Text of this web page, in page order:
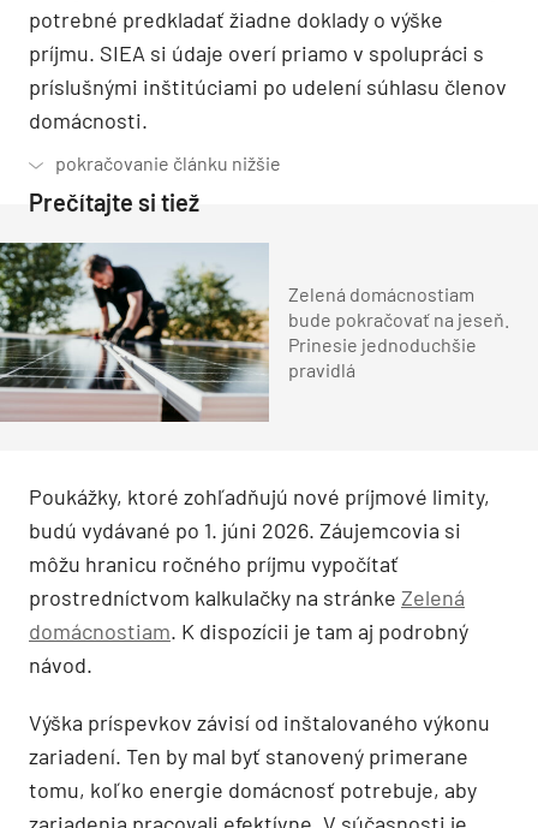
potrebné predkladať žiadne doklady o výške
príjmu. SIEA si údaje overí priamo v spolupráci s
príslušnými inštitúciami po udelení súhlasu členov
domácnosti.
Prečítajte si tiež
Zelená domácnostiam
bude pokračovať na jeseň.
Prinesie jednoduchšie
pravidlá
Poukážky, ktoré zohľadňujú nové príjmové limity,
budú vydávané po 1. júni 2026. Záujemcovia si
môžu hranicu ročného príjmu vypočítať
prostredníctvom kalkulačky na stránke Zelená
domácnostiam. K dispozícii je tam aj podrobný
návod.
Výška príspevkov závisí od inštalovaného výkonu
zariadení. Ten by mal byť stanovený primerane
tomu, koľko energie domácnosť potrebuje, aby